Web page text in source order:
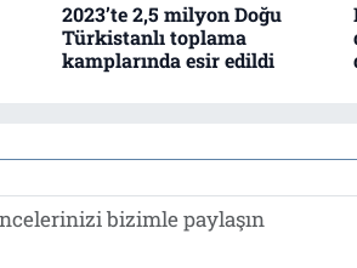
2023’te 2,5 milyon Doğu
Türkistanlı toplama
kamplarında esir edildi